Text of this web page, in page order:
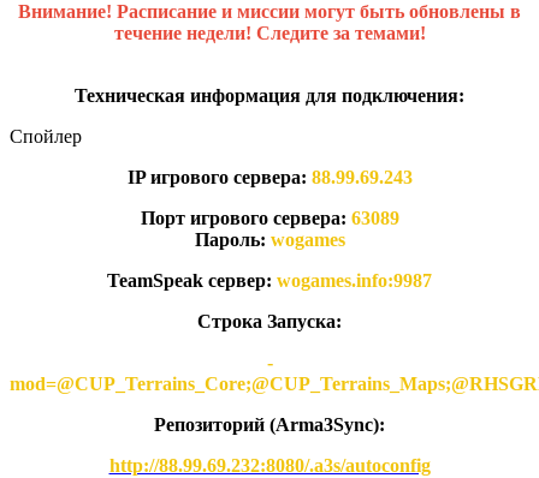
Внимание! Расписание и миссии могут быть обновлены в
течение недели! Следите за темами!
Техническая информация для подключения:
Спойлер
IP игрового сервера: 88.99.69.243
Порт игрового сервера: 63089
Пароль: wogames
TeamSpeak сервер: wogames.info:9987
Строка Запуска:
-
Репозиторий (Arma3Synс):
http://88.99.69.232:8080/.a3s/autoconfig